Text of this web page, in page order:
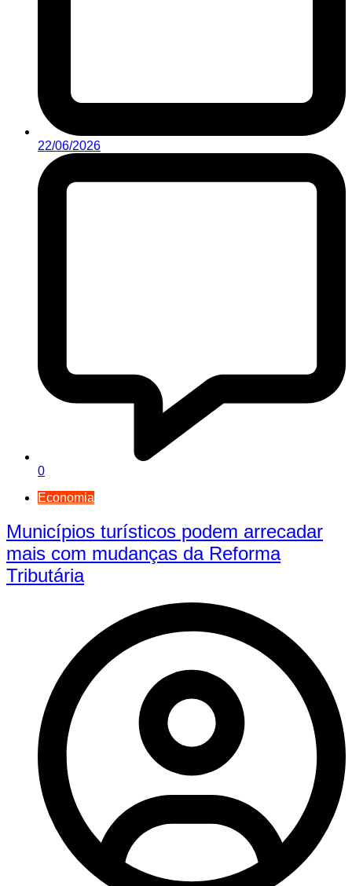
22/06/2026
0
Economia
Municípios turísticos podem arrecadar
mais com mudanças da Reforma
Tributária